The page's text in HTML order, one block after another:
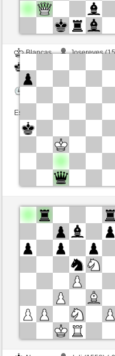
Blancas
Josereyes
Tiempo: 10 minutes/side +
Esta partida es por puntos
Negras
ThirdHokage
Blancas
luismsb
Tiempo: 15 minutes/side +
Esta partida es por puntos